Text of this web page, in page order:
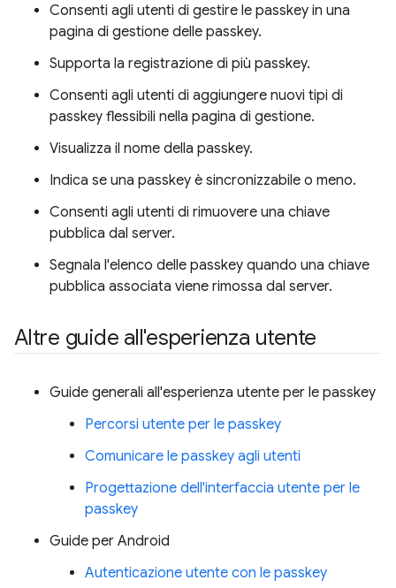
Consenti agli utenti di gestire le passkey in una
pagina di gestione delle passkey.
Supporta la registrazione di più passkey.
Consenti agli utenti di aggiungere nuovi tipi di
passkey flessibili nella pagina di gestione.
Visualizza il nome della passkey.
Indica se una passkey è sincronizzabile o meno.
Consenti agli utenti di rimuovere una chiave
pubblica dal server.
Segnala l'elenco delle passkey quando una chiave
pubblica associata viene rimossa dal server.
Altre guide all'esperienza utente
Guide generali all'esperienza utente per le passkey
Percorsi utente per le passkey
Comunicare le passkey agli utenti
Progettazione dell'interfaccia utente per le
passkey
Guide per Android
Autenticazione utente con le passkey